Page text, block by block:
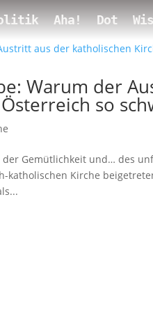
Aha! Dot
Warum der
so
Gemütlichkeit und… des
katholischen Kirche